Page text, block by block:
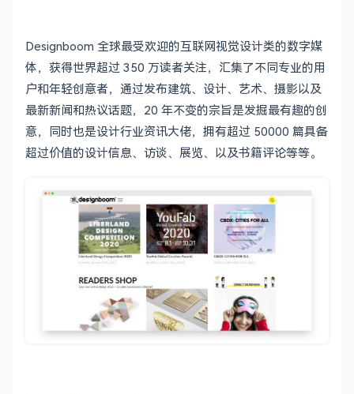
Designboom 全球最受欢迎的互联网视觉设计类的数字媒
体，获得世界超过 350 万读者关注，汇集了不同专业的用
户和年轻创意者，通过发布建筑、设计、艺术、摄影以及
最新新闻和热议话题，20 年不变的宗旨是发掘最有趣的创
意，同时也是设计行业资讯大佬，拥有超过 50000 篇具备
超过价值的设计信息、访谈、展览、以及书籍评论等等。